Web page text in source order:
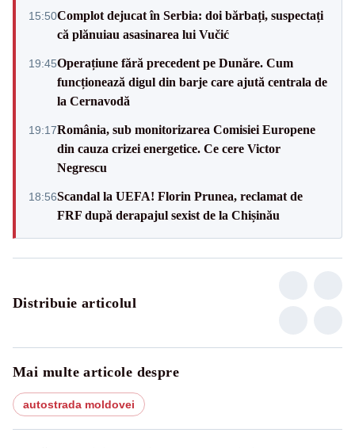
15:50Complot dejucat în Serbia: doi bărbați, suspectați
că plănuiau asasinarea lui Vučić
19:45Operațiune fără precedent pe Dunăre. Cum
funcționează digul din barje care ajută centrala de
la Cernavodă
19:17România, sub monitorizarea Comisiei Europene
din cauza crizei energetice. Ce cere Victor
Negrescu
18:56Scandal la UEFA! Florin Prunea, reclamat de
FRF după derapajul sexist de la Chișinău
Distribuie articolul
Mai multe articole despre
autostrada moldovei